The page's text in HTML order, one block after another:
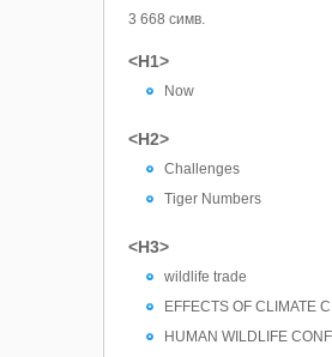
3 668 симв.
<H1>
Now
<H2>
Challenges
Tiger Numbers
<H3>
wildlife trade
EFFECTS OF CLIMATE
HUMAN WILDLIFE